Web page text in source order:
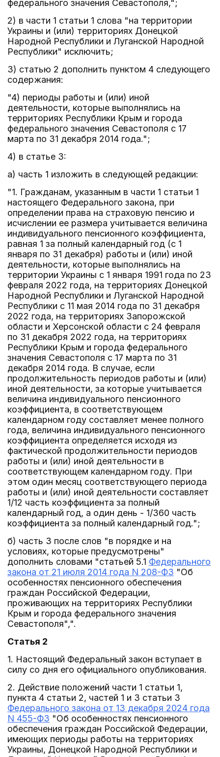
федерального значения Севастополя,";
2) в части 1 статьи 1 слова "на территории
Украины и (или) территориях Донецкой
Народной Республики и Луганской Народной
Республики" исключить;
3) статью 2 дополнить пунктом 4 следующего
содержания:
"4) периоды работы и (или) иной
деятельности, которые выполнялись на
территориях Республики Крым и города
федерального значения Севастополя с 17
марта по 31 декабря 2014 года.";
4) в статье 3:
а) часть 1 изложить в следующей редакции:
"1. Гражданам, указанным в части 1 статьи 1
настоящего Федерального закона, при
определении права на страховую пенсию и
исчислении ее размера учитывается величина
индивидуального пенсионного коэффициента,
равная 1 за полный календарный год (с 1
января по 31 декабря) работы и (или) иной
деятельности, которые выполнялись на
территории Украины с 1 января 1991 года по 23
февраля 2022 года, на территориях Донецкой
Народной Республики и Луганской Народной
Республики с 11 мая 2014 года по 31 декабря
2022 года, на территориях Запорожской
области и Херсонской области с 24 февраля
по 31 декабря 2022 года, на территориях
Республики Крым и города федерального
значения Севастополя с 17 марта по 31
декабря 2014 года. В случае, если
продолжительность периодов работы и (или)
иной деятельности, за которые учитывается
величина индивидуального пенсионного
коэффициента, в соответствующем
календарном году составляет менее полного
года, величина индивидуального пенсионного
коэффициента определяется исходя из
фактической продолжительности периодов
работы и (или) иной деятельности в
соответствующем календарном году. При
этом один месяц соответствующего периода
работы и (или) иной деятельности составляет
1/12 часть коэффициента за полный
календарный год, а один день - 1/360 часть
коэффициента за полный календарный год.";
б) часть 3 после слов "в порядке и на
условиях, которые предусмотрены"
дополнить словами "статьей 5.1 Федерального
закона от 21 июля 2014 года N 208-ФЗ "Об
особенностях пенсионного обеспечения
граждан Российской Федерации,
проживающих на территориях Республики
Крым и города федерального значения
Севастополя",".
Статья 2
1. Настоящий Федеральный закон вступает в
силу со дня его официального опубликования.
2. Действие положений части 1 статьи 1,
пункта 4 статьи 2, частей 1 и 3 статьи 3
Федерального закона от 13 декабря 2024 года
N 455-ФЗ "Об особенностях пенсионного
обеспечения граждан Российской Федерации,
имеющих периоды работы на территориях
Украины, Донецкой Народной Республики и